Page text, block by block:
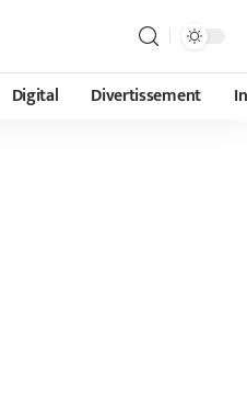
Digital Divertissement